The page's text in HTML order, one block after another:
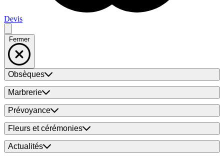
Devis
Fermer
Obsèques
Marbrerie
Prévoyance
Fleurs et cérémonies
Actualités